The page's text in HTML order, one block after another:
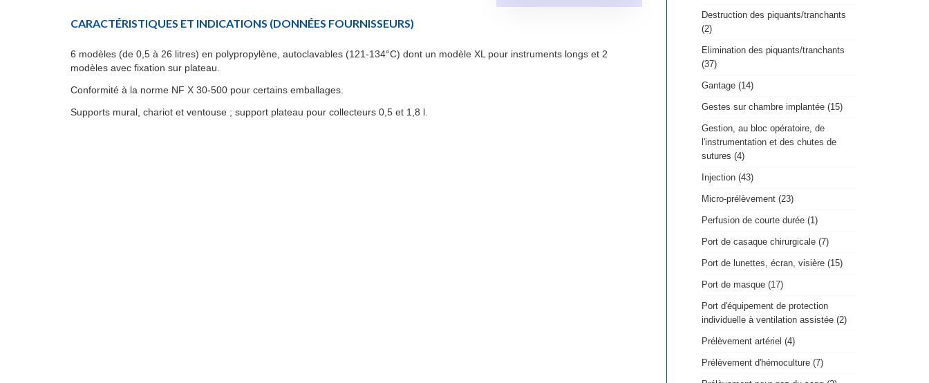
CARACTÉRISTIQUES ET INDICATIONS (DONNÉES FOURNISSEURS)
6 modèles (de 0,5 à 26 litres) en polypropylène, autoclavables (121-134°C) dont un modèle XL pour instruments longs et 2
modèles avec fixation sur plateau.
Conformité à la norme NF X 30-500 pour certains emballages.
Supports mural, chariot et ventouse ; support plateau pour collecteurs 0,5 et 1,8 l.
Destruction des piquants/tranchants
(2)
Elimination des piquants/tranchants
(37)
Gantage (14)
Gestes sur chambre implantée (15)
Gestion, au bloc opératoire, de
l'instrumentation et des chutes de
sutures (4)
Injection (43)
Micro-prélèvement (23)
Perfusion de courte durée (1)
Port de casaque chirurgicale (7)
Port de lunettes, écran, visière (15)
Port de masque (17)
Port d'équipement de protection
individuelle à ventilation assistée (2)
Prélèvement artériel (4)
Prélèvement d'hémoculture (7)